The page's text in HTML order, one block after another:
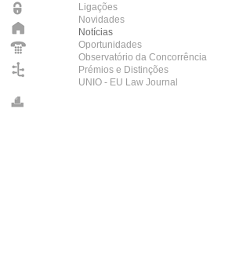
Ligações
Novidades
Notícias
Oportunidades
Observatório da Concorrência
Prémios e Distinções
UNIO - EU Law Journal